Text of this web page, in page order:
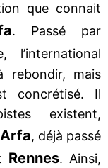
que connait
. Passé par
rebondir, mais
concrétisé. Il
existent,
, déjà passé
Rennes. Ainsi,